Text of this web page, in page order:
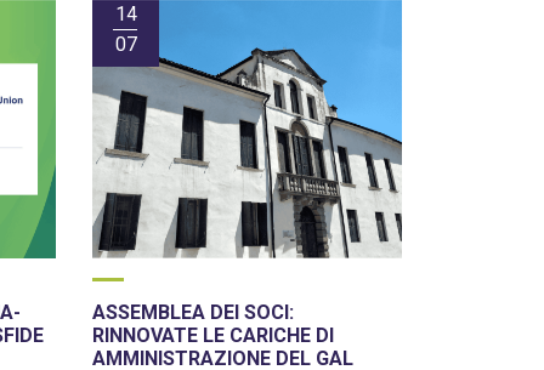
14
07
ASSEMBLEA DEI SOCI:
RINNOVATE LE CARICHE DI
AMMINISTRAZIONE DEL GAL